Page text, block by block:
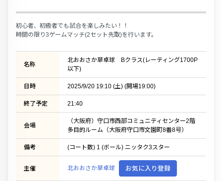
初心者、初級者でも試合を楽しみたい！！
時間の限り3ゲームマッチ(2セット先取)を行います。
名称
北おおさか草卓球 Bクラス(レーティング1700P
以下)
日時 2025/9/20 19:10 (土) (開場19:00)
終了予定 21:40
会場
（大阪府）守口市西部コミュニティセンター2階
多目的ルーム（大阪府守口市文園町8番8号）
備考 (コート数) 1 (ボール) ニッタク3スター
主催 北おおさか草卓球 お気に入り登録